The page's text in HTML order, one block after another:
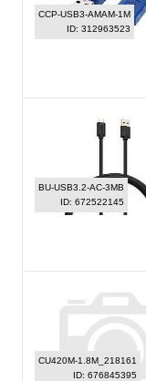
CCP-USB3-AMAM-1M
ID: 312963523
BU-USB3.2-AC-3MB
ID: 672522145
CU420M-1.8M_218161
ID: 676845395